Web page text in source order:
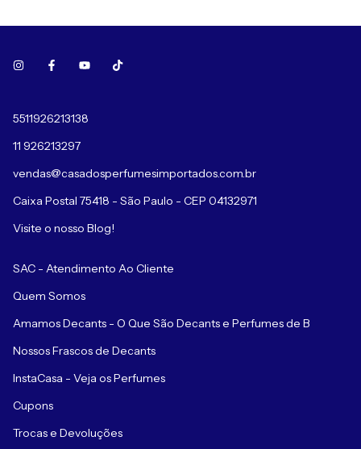
5511926213138
11 926213297
vendas@casadosperfumesimportados.com.br
Caixa Postal 75418 - São Paulo - CEP 04132971
Visite o nosso Blog!
SAC - Atendimento Ao Cliente
Quem Somos
Amamos Decants - O Que São Decants e Perfumes de B
Nossos Frascos de Decants
InstaCasa - Veja os Perfumes
Cupons
Trocas e Devoluções